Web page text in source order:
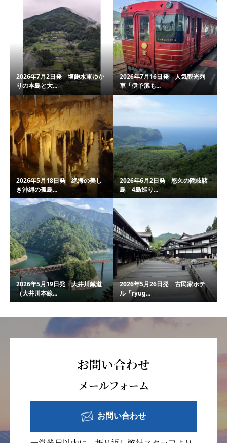
2026年7月2日発 塩飽水軍ゆか
りの本島と大...
2026年7月16日発 人気観光列
車「伊予灘も...
2026年5月18日発 絶海の美し
き沖縄の孤島...
2026年6月2日発 悠久の隠岐諸
島 4島巡り...
2026年5月19日発 大井川鐡道
（大井川本線...
2026年5月26日発 古民家ホテ
ル「ryug...
お問い合わせ
メールフォーム
お問い合わせ